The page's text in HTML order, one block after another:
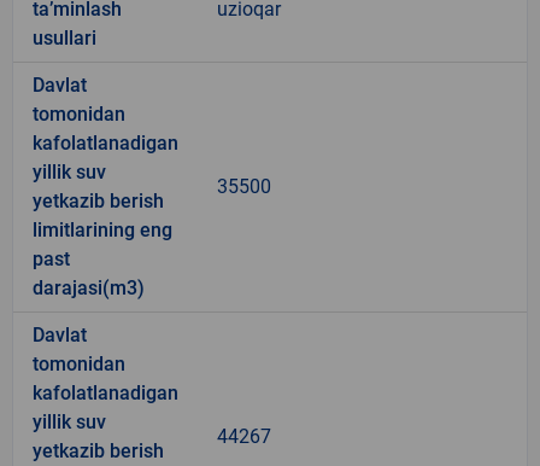
ta’minlash
usullari
uzioqar
Davlat
tomonidan
kafolatlanadigan
yillik suv
yetkazib berish
limitlarining eng
past
darajasi(m3)
35500
Davlat
tomonidan
kafolatlanadigan
yillik suv
yetkazib berish
44267